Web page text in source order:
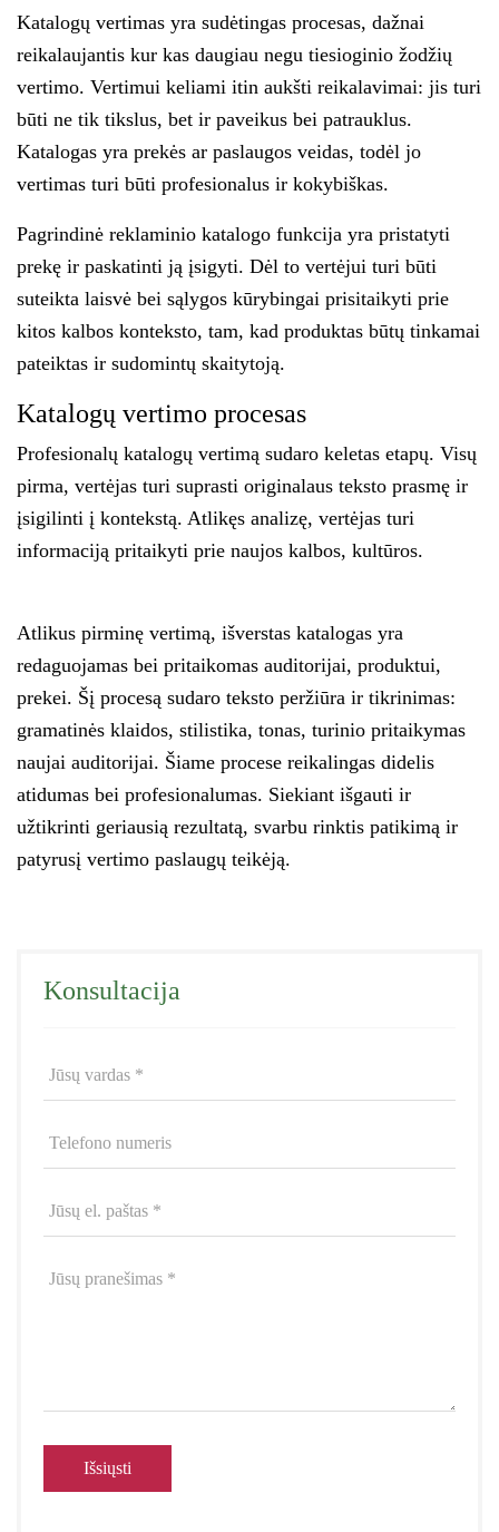
Katalogų vertimas yra sudėtingas procesas, dažnai
reikalaujantis kur kas daugiau negu tiesioginio žodžių
vertimo. Vertimui keliami itin aukšti reikalavimai: jis turi
būti ne tik tikslus, bet ir paveikus bei patrauklus.
Katalogas yra prekės ar paslaugos veidas, todėl jo
vertimas turi būti profesionalus ir kokybiškas.
Pagrindinė reklaminio katalogo funkcija yra pristatyti
prekę ir paskatinti ją įsigyti. Dėl to vertėjui turi būti
suteikta laisvė bei sąlygos kūrybingai prisitaikyti prie
kitos kalbos konteksto, tam, kad produktas būtų tinkamai
pateiktas ir sudomintų skaitytoją.
Katalogų vertimo procesas
Profesionalų katalogų vertimą sudaro keletas etapų. Visų
pirma, vertėjas turi suprasti originalaus teksto prasmę ir
įsigilinti į kontekstą. Atlikęs analizę, vertėjas turi
informaciją pritaikyti prie naujos kalbos, kultūros.
Atlikus pirminę vertimą, išverstas katalogas yra
redaguojamas bei pritaikomas auditorijai, produktui,
prekei. Šį procesą sudaro teksto peržiūra ir tikrinimas:
gramatinės klaidos, stilistika, tonas, turinio pritaikymas
naujai auditorijai. Šiame procese reikalingas didelis
atidumas bei profesionalumas. Siekiant išgauti ir
užtikrinti geriausią rezultatą, svarbu rinktis patikimą ir
patyrusį vertimo paslaugų teikėją.
Konsultacija
Išsiųsti